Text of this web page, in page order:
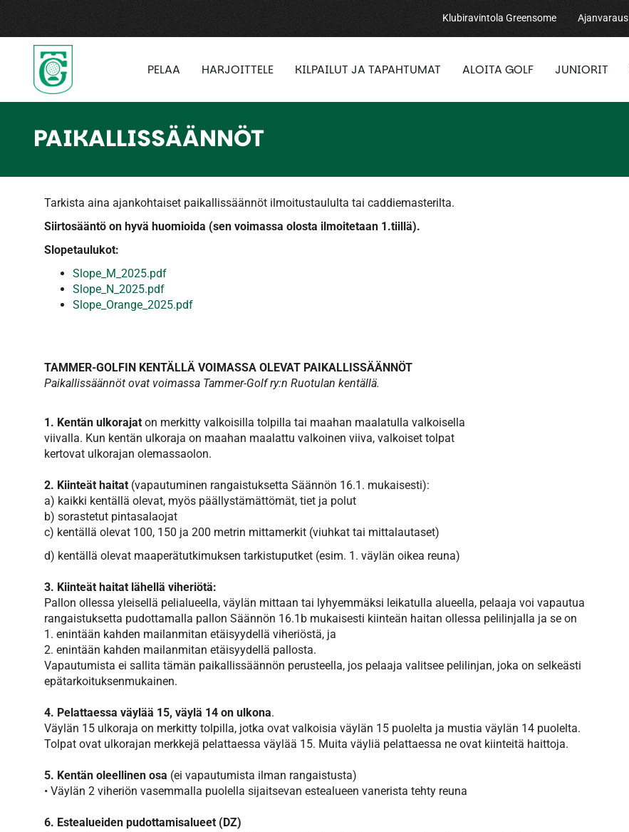
Klubiravintola Greensome Ajanvaraus
PELAA HARJOITTELE KILPAILUT JA TAPAHTUMAT ALOITA GOLF JUNIORIT
PAIKALLISSÄÄNNÖT
Tarkista aina ajankohtaiset paikallissäännöt ilmoitustaululta tai caddiemasterilta.
Siirtosääntö on hyvä huomioida (sen voimassa olosta ilmoitetaan 1.tiillä).​​​​​​​
Slopetaulukot:
Slope_M_2025.pdf
Slope_N_2025.pdf
Slope_Orange_2025.pdf
TAMMER-GOLFIN KENTÄLLÄ VOIMASSA OLEVAT PAIKALLISSÄÄNNÖT
Paikallissäännöt ovat voimassa Tammer-Golf ry:n Ruotulan kentällä.
1. Kentän ulkorajat on merkitty valkoisilla tolpilla tai maahan maalatulla valkoisella
viivalla. Kun kentän ulkoraja on maahan maalattu valkoinen viiva, valkoiset tolpat
kertovat ulkorajan olemassaolon.
2. Kiinteät haitat (vapautuminen rangaistuksetta Säännön 16.1. mukaisesti):
a) kaikki kentällä olevat, myös päällystämättömät, tiet ja polut
b) sorastetut pintasalaojat
c) kentällä olevat 100, 150 ja 200 metrin mittamerkit (viuhkat tai mittalautaset)
d) kentällä olevat maaperätutkimuksen tarkistuputket (esim. 1. väylän oikea reuna)
3. Kiinteät haitat lähellä viheriötä:
Pallon ollessa yleisellä pelialueella, väylän mittaan tai lyhyemmäksi leikatulla alueella, pelaaja voi vapautua
rangaistuksetta pudottamalla pallon Säännön 16.1b mukaisesti kiinteän haitan ollessa pelilinjalla ja se on
1. enintään kahden mailanmitan etäisyydellä viheriöstä, ja
2. enintään kahden mailanmitan etäisyydellä pallosta.
Vapautumista ei sallita tämän paikallissäännön perusteella, jos pelaaja valitsee pelilinjan, joka on selkeästi
epätarkoituksenmukainen.
4. Pelattaessa väylää 15, väylä 14 on ulkona.
Väylän 15 ulkoraja on merkitty tolpilla, jotka ovat valkoisia väylän 15 puolelta ja mustia väylän 14 puolelta.
Tolpat ovat ulkorajan merkkejä pelattaessa väylää 15. Muita väyliä pelattaessa ne ovat kiinteitä haittoja.
5. Kentän oleellinen osa (ei vapautumista ilman rangaistusta)
• Väylän 2 viheriön vasemmalla puolella sijaitsevan estealueen vanerista tehty reuna
6. Estealueiden pudottamisalueet (DZ)